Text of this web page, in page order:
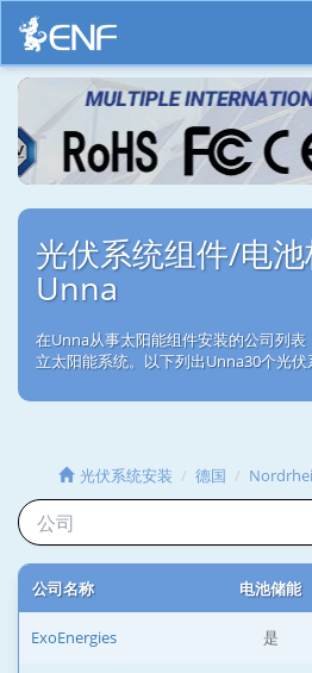
光伏系统组件/电
Unna
在Unna从事太阳能组件安装的公司列
立太阳能系统。以下列出Unna30个光伏
光伏系统安装 德国
公司名称 电池储能
ExoEnergies 是